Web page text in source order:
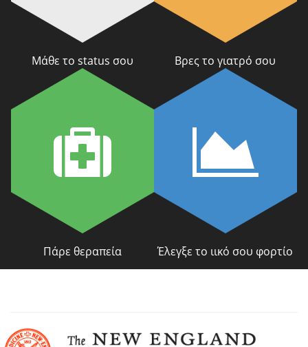
Μάθε το status σου Βρες το γιατρό σου
Πάρε θεραπεία Έλεγξε το ιικό σου φορτίο